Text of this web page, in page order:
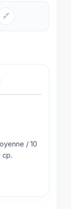
🔗
/ 10
cp.